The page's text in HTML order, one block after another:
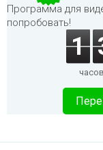
Программа для
попробовать!
1
часов